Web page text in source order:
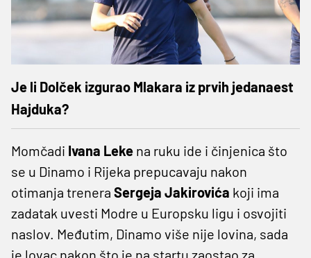
Je li Dolček izgurao Mlakara iz prvih jedanaest
Hajduka?
Momčadi Ivana Leke na ruku ide i činjenica što
se u Dinamo i Rijeka prepucavaju nakon
otimanja trenera Sergeja Jakirovića koji ima
zadatak uvesti Modre u Europsku ligu i osvojiti
naslov. Međutim, Dinamo više nije lovina, sada
je lovac nakon što je na startu zaostao za